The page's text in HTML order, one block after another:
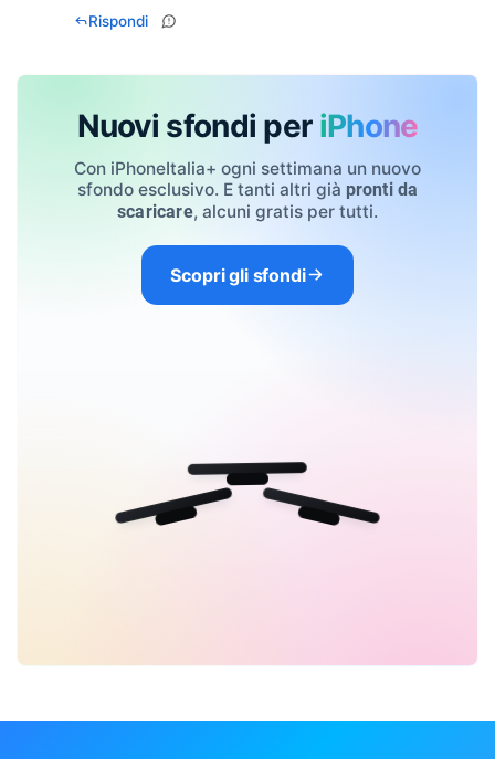
Rispondi
Nuovi sfondi per iPhone
Con iPhoneItalia+ ogni settimana un nuovo
sfondo esclusivo. E tanti altri già pronti da
scaricare, alcuni gratis per tutti.
Scopri gli sfondi